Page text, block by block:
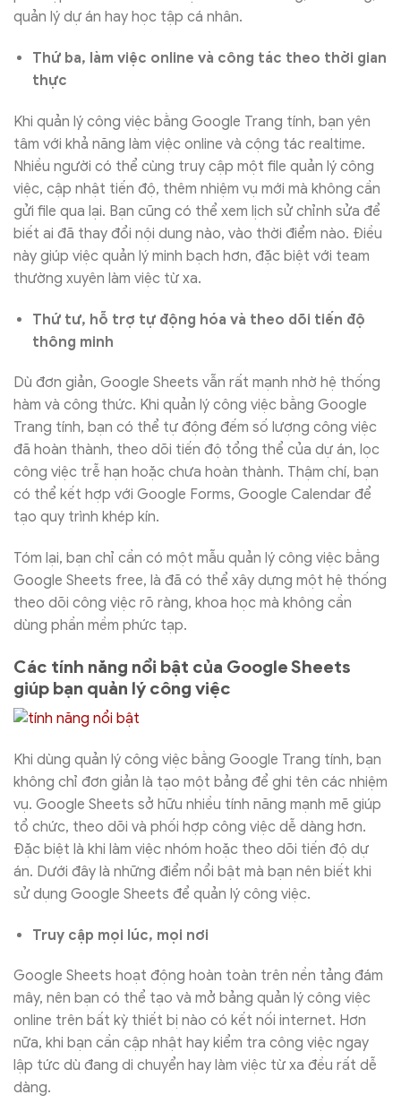
quản lý dự án hay học tập cá nhân.
Thứ ba, làm việc online và công tác theo thời gian
thực
Khi quản lý công việc bằng Google Trang tính, bạn yên
tâm với khả năng làm việc online và cộng tác realtime.
Nhiều người có thể cùng truy cập một file quản lý công
việc, cập nhật tiến độ, thêm nhiệm vụ mới mà không cần
gửi file qua lại. Bạn cũng có thể xem lịch sử chỉnh sửa để
biết ai đã thay đổi nội dung nào, vào thời điểm nào. Điều
này giúp việc quản lý minh bạch hơn, đặc biệt với team
thường xuyên làm việc từ xa.
Thứ tư, hỗ trợ tự động hóa và theo dõi tiến độ
thông minh
Dù đơn giản, Google Sheets vẫn rất mạnh nhờ hệ thống
hàm và công thức. Khi quản lý công việc bằng Google
Trang tính, bạn có thể tự động đếm số lượng công việc
đã hoàn thành, theo dõi tiến độ tổng thể của dự án, lọc
công việc trễ hạn hoặc chưa hoàn thành. Thậm chí, bạn
có thể kết hợp với Google Forms, Google Calendar để
tạo quy trình khép kín.
Tóm lại, bạn chỉ cần có một mẫu quản lý công việc bằng
Google Sheets free, là đã có thể xây dựng một hệ thống
theo dõi công việc rõ ràng, khoa học mà không cần
dùng phần mềm phức tạp.
Các tính năng nổi bật của Google Sheets
giúp bạn quản lý công việc
Khi dùng quản lý công việc bằng Google Trang tính, bạn
không chỉ đơn giản là tạo một bảng để ghi tên các nhiệm
vụ. Google Sheets sở hữu nhiều tính năng mạnh mẽ giúp
tổ chức, theo dõi và phối hợp công việc dễ dàng hơn.
Đặc biệt là khi làm việc nhóm hoặc theo dõi tiến độ dự
án. Dưới đây là những điểm nổi bật mà bạn nên biết khi
sử dụng Google Sheets để quản lý công việc.
Truy cập mọi lúc, mọi nơi
Google Sheets hoạt động hoàn toàn trên nền tảng đám
mây, nên bạn có thể tạo và mở bảng quản lý công việc
online trên bất kỳ thiết bị nào có kết nối internet. Hơn
nữa, khi bạn cần cập nhật hay kiểm tra công việc ngay
lập tức dù đang di chuyển hay làm việc từ xa đều rất dễ
dàng.